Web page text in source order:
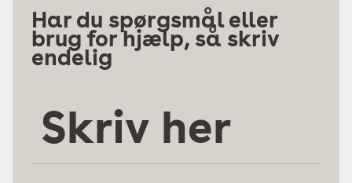
Har du spørgsmål eller
brug for hjælp, så skriv
endelig
her